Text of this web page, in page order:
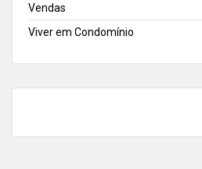
Vendas
Viver em Condomínio